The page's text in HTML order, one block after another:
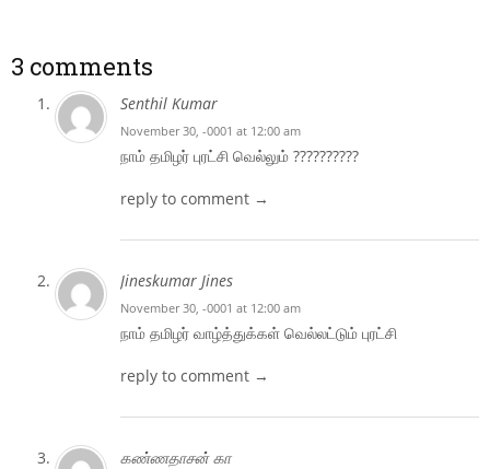
3 comments
Senthil Kumar
November 30, -0001 at 12:00 am
நாம் தமிழர் புரட்சி வெல்லும் ‌??????????
reply to comment →
Jineskumar Jines
November 30, -0001 at 12:00 am
நாம் தமிழர் வாழ்த்துக்கள் வெல்லட்டும் புரட்சி
reply to comment →
கண்ணதாசன் கா